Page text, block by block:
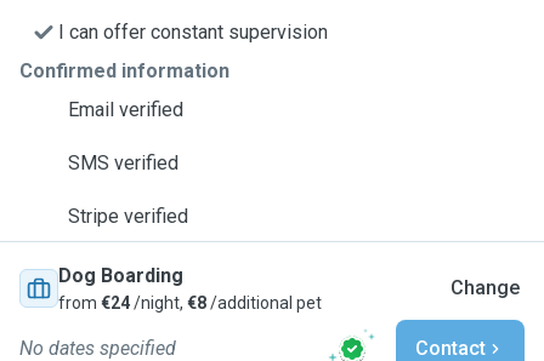
I can offer constant supervision
Confirmed information
Email verified
SMS verified
Stripe verified
Dog Boarding
from €24/night, €8/additional pet
Change
No dates specified Contact